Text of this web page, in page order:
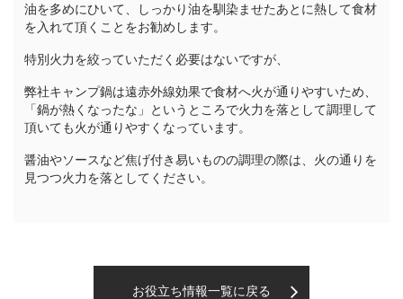
油を多めにひいて、しっかり油を馴染ませたあとに熱して食材
を入れて頂くことをお勧めします。
特別火力を絞っていただく必要はないですが、
弊社キャンプ鍋は遠赤外線効果で食材へ火が通りやすいため、
「鍋が熱くなったな」というところで火力を落として調理して
頂いても火が通りやすくなっています。
醤油やソースなど焦げ付き易いものの調理の際は、火の通りを
見つつ火力を落としてください。
お役立ち情報一覧に戻る